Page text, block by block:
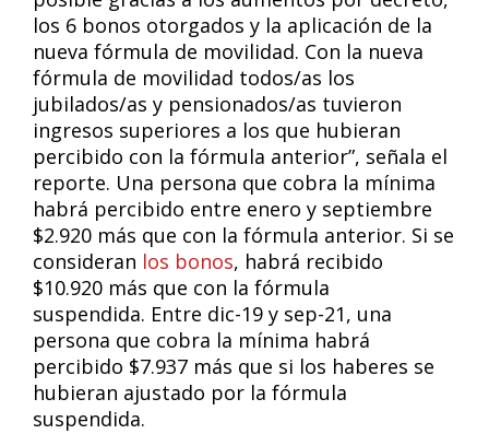
los 6 bonos otorgados y la aplicación de la
nueva fórmula de movilidad. Con la nueva
fórmula de movilidad todos/as los
jubilados/as y pensionados/as tuvieron
ingresos superiores a los que hubieran
percibido con la fórmula anterior”, señala el
reporte. Una persona que cobra la mínima
habrá percibido entre enero y septiembre
$2.920 más que con la fórmula anterior. Si se
consideran los bonos, habrá recibido
$10.920 más que con la fórmula
suspendida. Entre dic-19 y sep-21, una
persona que cobra la mínima habrá
percibido $7.937 más que si los haberes se
hubieran ajustado por la fórmula
suspendida.